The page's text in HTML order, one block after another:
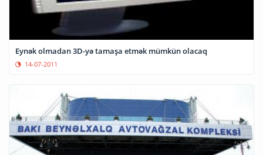
Eynək olmadan 3D-yə tamaşa etmək mümkün olacaq
14-07-2011